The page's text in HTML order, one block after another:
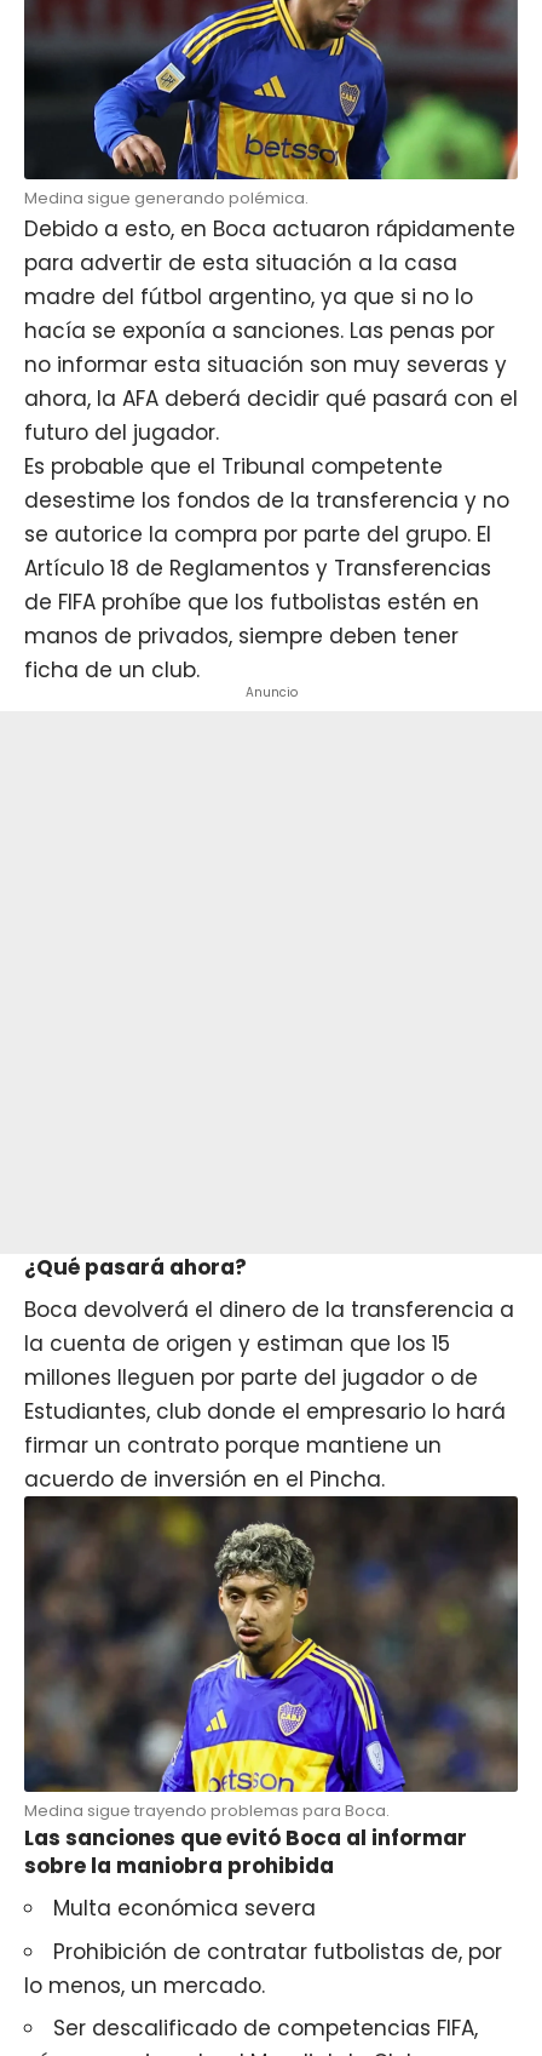
Medina sigue generando polémica.
Debido a esto, en Boca actuaron rápidamente
para advertir de esta situación a la casa
madre del fútbol argentino, ya que si no lo
hacía se exponía a sanciones. Las penas por
no informar esta situación son muy severas y
ahora, la AFA deberá decidir qué pasará con el
futuro del jugador.
Es probable que el Tribunal competente
desestime los fondos de la transferencia y no
se autorice la compra por parte del grupo. El
Artículo 18 de Reglamentos y Transferencias
de FIFA prohíbe que los futbolistas estén en
manos de privados, siempre deben tener
ficha de un club.
Anuncio
¿Qué pasará ahora?
Boca devolverá el dinero de la transferencia a
la cuenta de origen y estiman que los 15
millones lleguen por parte del jugador o de
Estudiantes, club donde el empresario lo hará
firmar un contrato porque mantiene un
acuerdo de inversión en el Pincha.
Medina sigue trayendo problemas para Boca.
Las sanciones que evitó Boca al informar
sobre la maniobra prohibida
Multa económica severa
Prohibición de contratar futbolistas de, por
lo menos, un mercado.
Ser descalificado de competencias FIFA,